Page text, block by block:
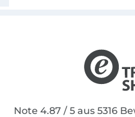
Note 4.87 / 5 aus 5316